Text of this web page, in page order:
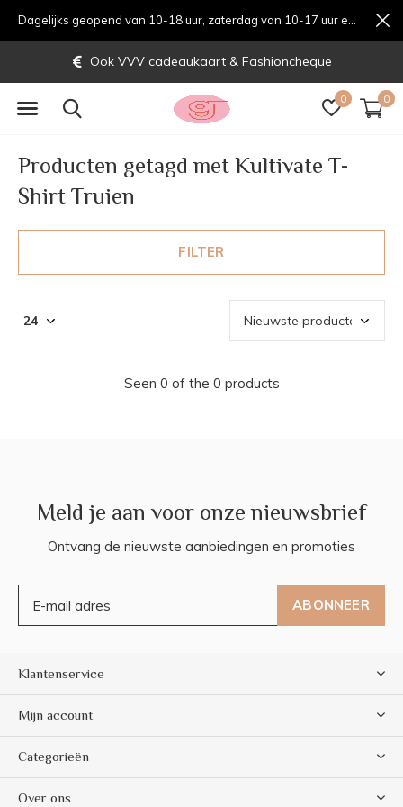
0 0
Ook VVV cadeaukaart & Fashioncheque
Producten getagd met Kultivate T-
Shirt Truien
FILTER
Seen 0 of the 0 products
Meld je aan voor onze nieuwsbrief
Ontvang de nieuwste aanbiedingen en promoties
ABONNEER
Klantenservice
Mijn account
Categorieën
Over ons